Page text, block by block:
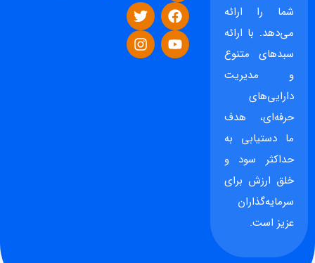
شما را ارائه
می‌دهد. با ارائه
سبدهای متنوع
و مدیریت
دارایی‌های
حرفه‌ای، هدف
ما دستیابی به
حداکثر سود و
خلق ارزش برای
سرمایه‌گذاران
عزیز است.